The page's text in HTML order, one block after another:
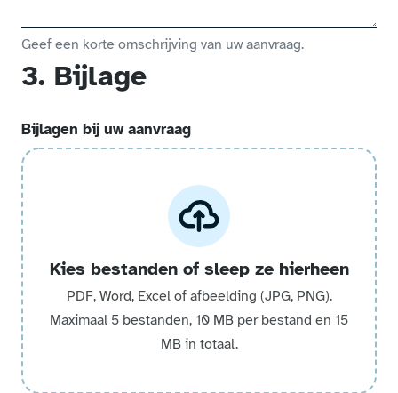
Geef een korte omschrijving van uw aanvraag.
3. Bijlage
Bijlagen bij uw aanvraag
Kies bestanden of sleep ze hierheen
PDF, Word, Excel of afbeelding (JPG, PNG).
Maximaal 5 bestanden, 10 MB per bestand en 15
MB in totaal.